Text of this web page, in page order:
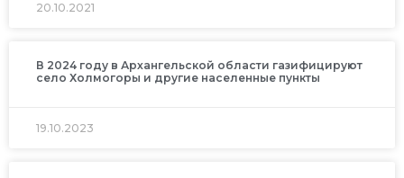
20.10.2021
В 2024 году в Архангельской области газифицируют
село Холмогоры и другие населенные пункты
19.10.2023